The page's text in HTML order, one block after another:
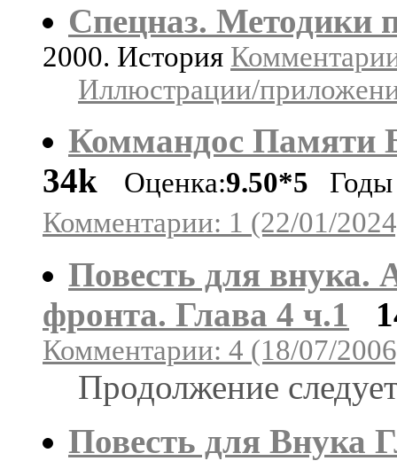
Спецназ. Методики
2000. История
Иллюстрации/
Коммандос Памяти
34k
Оценка:9.50*5 Годы
Комментарии: 1 (22/01/
Повесть для внука.
фронта. Глава 4 ч.1
Комментарии: 4 (18/07/
Продолжение
Повесть для Внука